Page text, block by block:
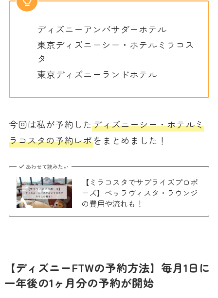
ディズニーアンバサダーホテル
東京ディズニーシー・ホテルミラコス
タ
東京ディズニーランドホテル
今回は私が予約したディズニーシー・ホテルミ
ラコスタの予約レポをまとめました！
あわせて読みたい
【ミラコスタでサプライズプロポ
ーズ】ベッラヴィスタ・ラウンジ
の費用や流れも！
【ディズニーFTWの予約方法】毎月1日に
一年後の1ヶ月分の予約が開始